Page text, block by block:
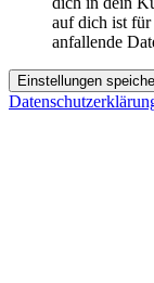
auf dich ist
anfallende
Einstellungen